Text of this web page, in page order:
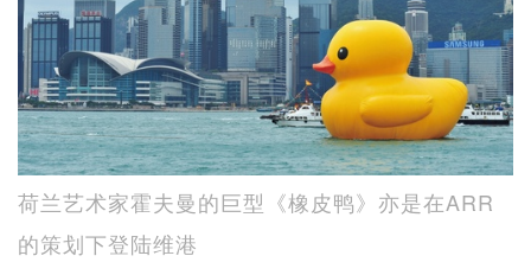
荷兰艺术家霍夫曼的巨型《橡皮鸭》亦是在ARR
的策划下登陆维港